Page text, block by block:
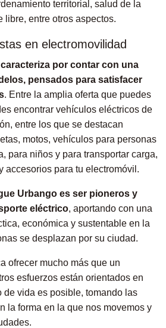
territorial, salud de la
libre, entre otros aspectos.
en electromovilidad
por contar con una
pensados para satisfacer
. Entre la amplia oferta que puedes
encontrar vehículos eléctricos de
entre los que se destacan
motos, vehículos para personas
para niños y para transportar carga,
accesorios para tu electromóvil.
Urbango es ser pioneros y
eléctrico, aportando con una
económica y sustentable en la
se desplazan por su ciudad.
ofrecer mucho más que un
esfuerzos están orientados en
de vida es posible, tomando las
la forma en la que nos movemos y